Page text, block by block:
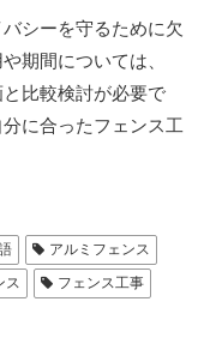
シーを守るために欠
期間については、
比較検討が必要で
に合ったフェンス工
アルミフェンス
ス
フェンス工事